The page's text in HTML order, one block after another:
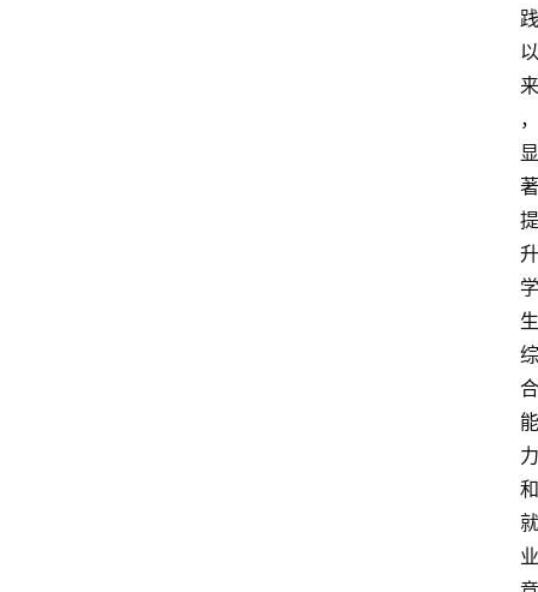
践
以
来
，
显
著
提
升
学
生
综
合
能
力
和
就
业